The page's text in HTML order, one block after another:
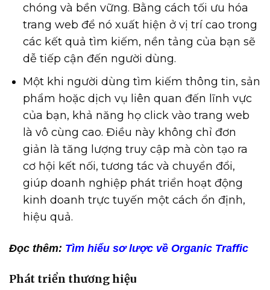
chóng và bền vững. Bằng cách tối ưu hóa
trang web để nó xuất hiện ở vị trí cao trong
các kết quả tìm kiếm, nền tảng của bạn sẽ
dễ tiếp cận đến người dùng.
Một khi người dùng tìm kiếm thông tin, sản
phẩm hoặc dịch vụ liên quan đến lĩnh vực
của bạn, khả năng họ click vào trang web
là vô cùng cao. Điều này không chỉ đơn
giản là tăng lượng truy cập mà còn tạo ra
cơ hội kết nối, tương tác và chuyển đổi,
giúp doanh nghiệp phát triển hoạt động
kinh doanh trực tuyến một cách ổn định,
hiệu quả.
Đọc thêm: Tìm hiểu sơ lược về Organic Traffic
Phát triển thương hiệu